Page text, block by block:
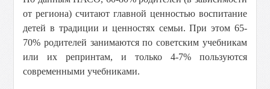
от региона) считают главной ценностью воспитание
детей в традиции и ценностях семьи. При этом 65-
70% родителей занимаются по советским учебникам
или их репринтам, и только 4-7% пользуются
современными учебниками.